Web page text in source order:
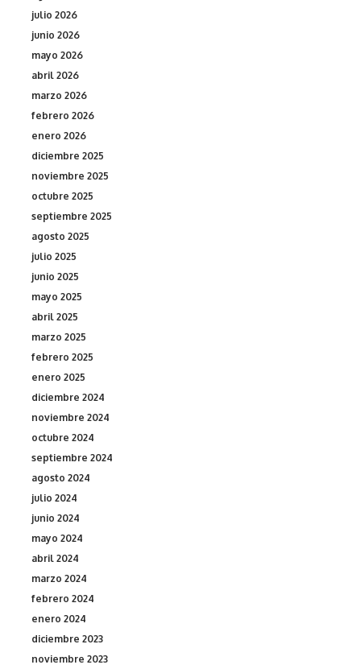
julio 2026
junio 2026
mayo 2026
abril 2026
marzo 2026
febrero 2026
enero 2026
diciembre 2025
noviembre 2025
octubre 2025
septiembre 2025
agosto 2025
julio 2025
junio 2025
mayo 2025
abril 2025
marzo 2025
febrero 2025
enero 2025
diciembre 2024
noviembre 2024
octubre 2024
septiembre 2024
agosto 2024
julio 2024
junio 2024
mayo 2024
abril 2024
marzo 2024
febrero 2024
enero 2024
diciembre 2023
noviembre 2023